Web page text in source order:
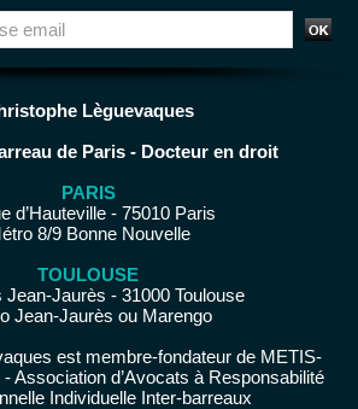
Lèguevaques
de Paris - Docteur en droit
PARIS
d’Hauteville - 75010 Paris
8/9 Bonne Nouvelle
TOULOUSE
Jean-Jaurès - 31000 Toulouse
Jean-Jaurès ou Marengo
est membre-fondateur de METIS-
Association d’Avocats à Responsabilité
Individuelle Inter-barreaux